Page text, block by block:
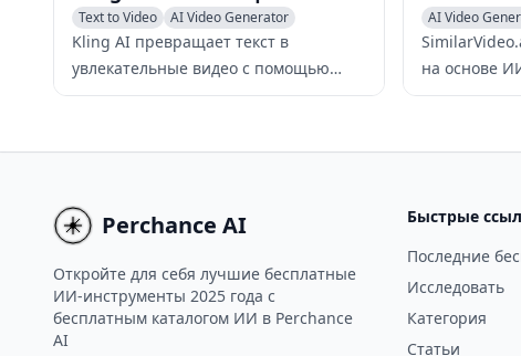
Text to Video
AI Video Generator
AI Video Editing
Kling AI превращает текст в
увлекательные видео с помощью
передовых 3D-механизмов и
симуляций, идеально подходящих
контента.
AI Video
AI Thumbnail
на основе
используя
Perchance AI
Откройте для себя лучшие бесплатные
ИИ-инструменты 2025 года с
бесплатным каталогом ИИ в Perchance
AI
Быстрые
Последние
Исследовать
Категория
Статьи